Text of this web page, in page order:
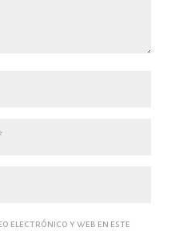
electrónico y web en este